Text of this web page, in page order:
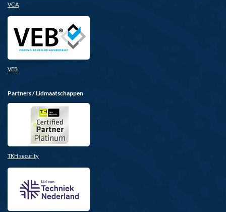
VCA
VEB
Partners / Lidmaatschappen
TKH security